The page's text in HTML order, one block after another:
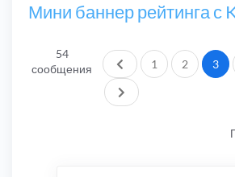
Мини баннер рейтинга с
54
сообщения
Пред.
1 2 3
След.